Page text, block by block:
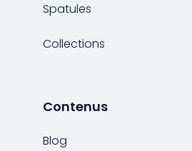
Spatules
Collections
Contenus
Blog